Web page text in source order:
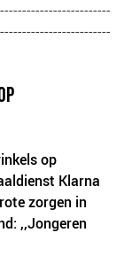
op
Klarna
zorgen in
,,Jongeren